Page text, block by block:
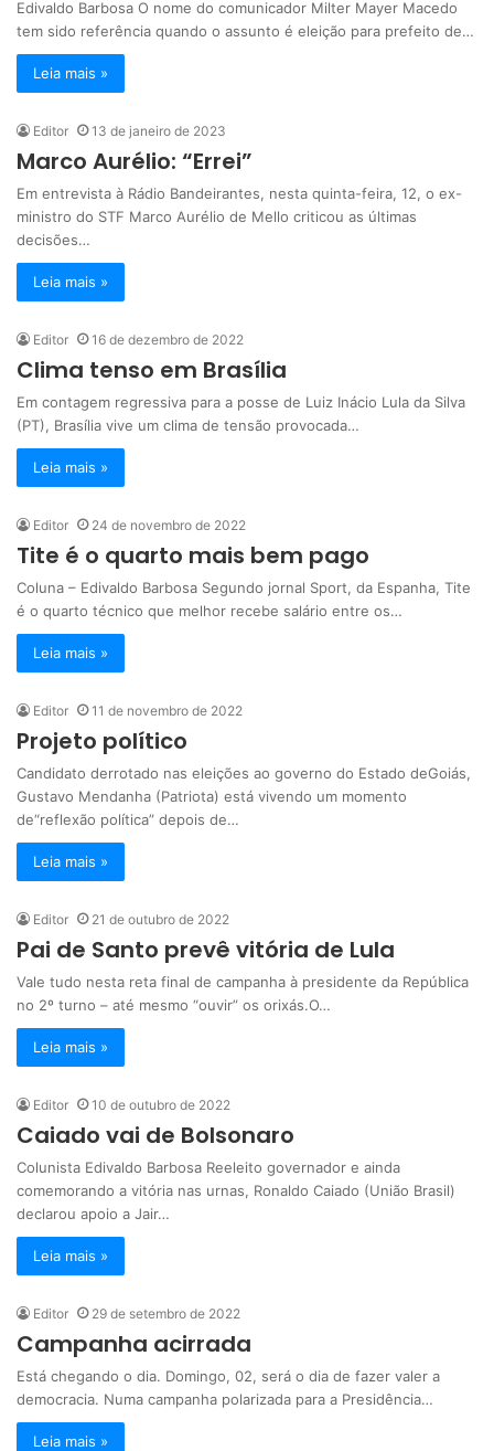
Edivaldo Barbosa O nome do comunicador Milter Mayer Macedo
tem sido referência quando o assunto é eleição para prefeito de…
Leia mais »
Editor 13 de janeiro de 2023
Marco Aurélio: “Errei”
Em entrevista à Rádio Bandeirantes, nesta quinta-feira, 12, o ex-
ministro do STF Marco Aurélio de Mello criticou as últimas
decisões…
Leia mais »
Editor 16 de dezembro de 2022
Clima tenso em Brasília
Em contagem regressiva para a posse de Luiz Inácio Lula da Silva
(PT), Brasília vive um clima de tensão provocada…
Leia mais »
Editor 24 de novembro de 2022
Tite é o quarto mais bem pago
Coluna – Edivaldo Barbosa Segundo jornal Sport, da Espanha, Tite
é o quarto técnico que melhor recebe salário entre os…
Leia mais »
Editor 11 de novembro de 2022
Projeto político
Candidato derrotado nas eleições ao governo do Estado deGoiás,
Gustavo Mendanha (Patriota) está vivendo um momento
de“reflexão política” depois de…
Leia mais »
Editor 21 de outubro de 2022
Pai de Santo prevê vitória de Lula
Vale tudo nesta reta final de campanha à presidente da República
no 2º turno – até mesmo “ouvir” os orixás.O…
Leia mais »
Editor 10 de outubro de 2022
Caiado vai de Bolsonaro
Colunista Edivaldo Barbosa Reeleito governador e ainda
comemorando a vitória nas urnas, Ronaldo Caiado (União Brasil)
declarou apoio a Jair…
Leia mais »
Editor 29 de setembro de 2022
Campanha acirrada
Está chegando o dia. Domingo, 02, será o dia de fazer valer a
democracia. Numa campanha polarizada para a Presidência…
Leia mais »